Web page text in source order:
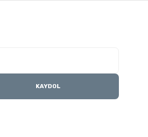
KAYDOL